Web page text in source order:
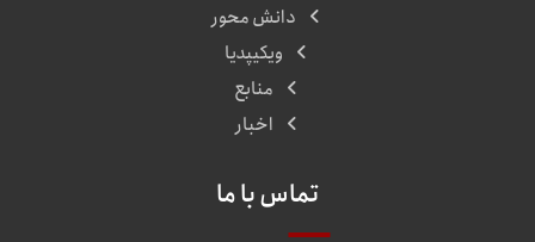
دانش محور
ویکیپدیا
منابع
اخبار
تماس با ما